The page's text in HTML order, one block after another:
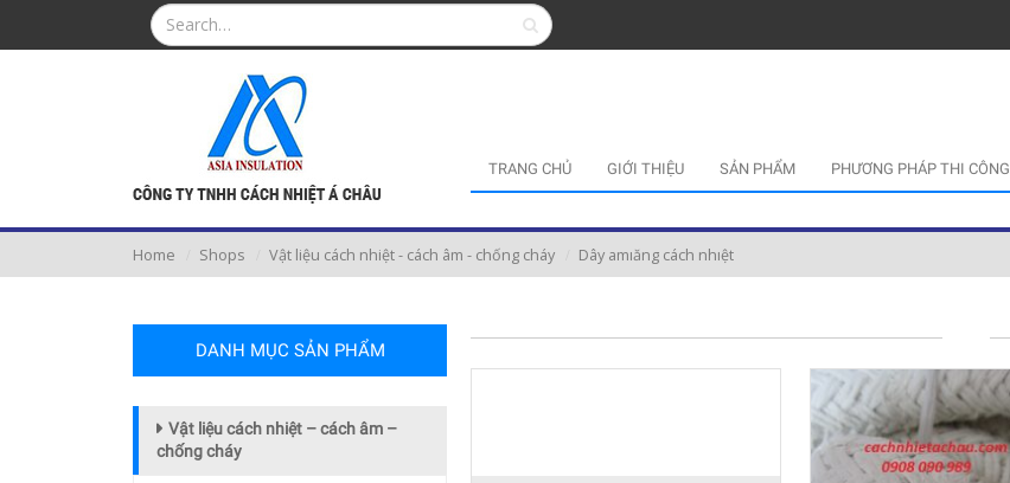
TRANG CHỦ GIỚI THIỆU SẢN PHẨM PHƯƠNG PHÁP THI CÔNG
Home Shops Vật liệu cách nhiệt - cách âm - chống cháy Dây amıăng cách nhıệt
DANH MỤC SẢN PHẨM
Vật liệu cách nhiệt – cách âm –
chống cháy